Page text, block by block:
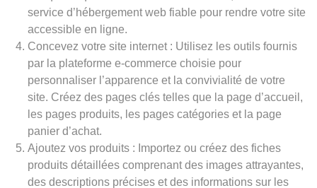
service d’hébergement web fiable pour rendre votre site
accessible en ligne.
Concevez votre site internet : Utilisez les outils fournis
par la plateforme e-commerce choisie pour
personnaliser l’apparence et la convivialité de votre
site. Créez des pages clés telles que la page d’accueil,
les pages produits, les pages catégories et la page
panier d’achat.
Ajoutez vos produits : Importez ou créez des fiches
produits détaillées comprenant des images attrayantes,
des descriptions précises et des informations sur les